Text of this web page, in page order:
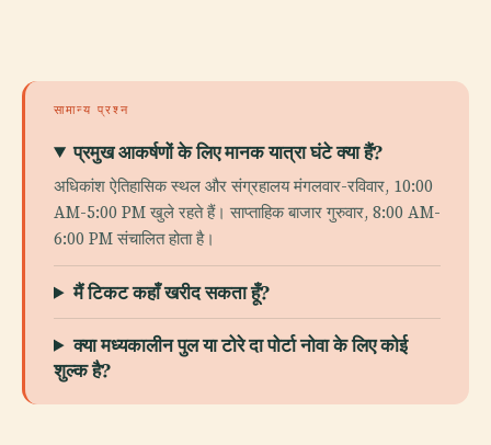
सामान्य प्रश्न
प्रमुख आकर्षणों के लिए मानक यात्रा घंटे क्या हैं?
अधिकांश ऐतिहासिक स्थल और संग्रहालय मंगलवार-रविवार, 10:00
AM-5:00 PM खुले रहते हैं। साप्ताहिक बाजार गुरुवार, 8:00 AM-
6:00 PM संचालित होता है।
मैं टिकट कहाँ खरीद सकता हूँ?
क्या मध्यकालीन पुल या टोरे दा पोर्टा नोवा के लिए कोई
शुल्क है?